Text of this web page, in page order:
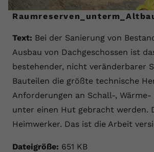
Text: Bei der Sanierung von
Ausbau von Dachgeschossen ist
bestehender, nicht veränderbarer
Bauteilen die größte technische
Anforderungen an Schall-,
unter einen Hut gebracht werden.
Heimwerker. Das ist die Arbeit
Dateigröße: 651 KB